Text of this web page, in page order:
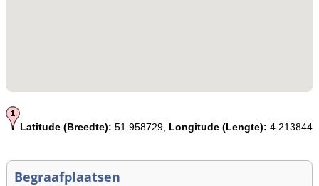
Latitude (Breedte): 51.958729, Longitude (Lengte): 4.213844
Begraafplaatsen